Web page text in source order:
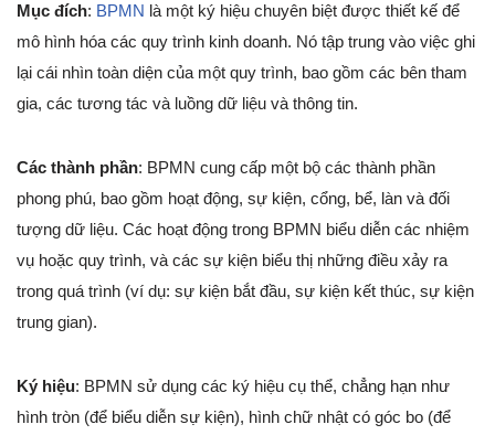
Mục đích: BPMN là một ký hiệu chuyên biệt được thiết kế để
mô hình hóa các quy trình kinh doanh. Nó tập trung vào việc ghi
lại cái nhìn toàn diện của một quy trình, bao gồm các bên tham
gia, các tương tác và luồng dữ liệu và thông tin.
Các thành phần: BPMN cung cấp một bộ các thành phần
phong phú, bao gồm hoạt động, sự kiện, cổng, bể, làn và đối
tượng dữ liệu. Các hoạt động trong BPMN biểu diễn các nhiệm
vụ hoặc quy trình, và các sự kiện biểu thị những điều xảy ra
trong quá trình (ví dụ: sự kiện bắt đầu, sự kiện kết thúc, sự kiện
trung gian).
Ký hiệu: BPMN sử dụng các ký hiệu cụ thể, chẳng hạn như
hình tròn (để biểu diễn sự kiện), hình chữ nhật có góc bo (để